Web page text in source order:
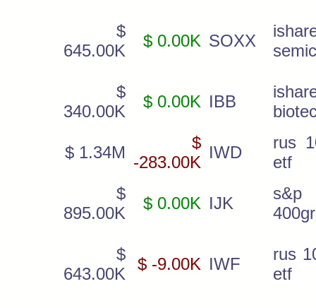
$
645.00K
$ 0.00K SOXX
$
340.00K
$ 0.00K IBB
$ 1.34M
$
-283.00K
IWD
rus
etf
$
895.00K
$ 0.00K IJK
$
643.00K
$ -9.00K IWF
rus
etf